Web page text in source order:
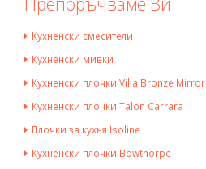
Кухненски смесители
Кухненски мивки
Кухненски плочки Villa Bronze Mirror
Кухненски плочки Talon Carrara
Плочки за кухня Isoline
Кухненски плочки Bowthorpe